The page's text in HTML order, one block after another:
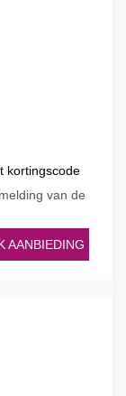
kortingscode
van de
AANBIEDING